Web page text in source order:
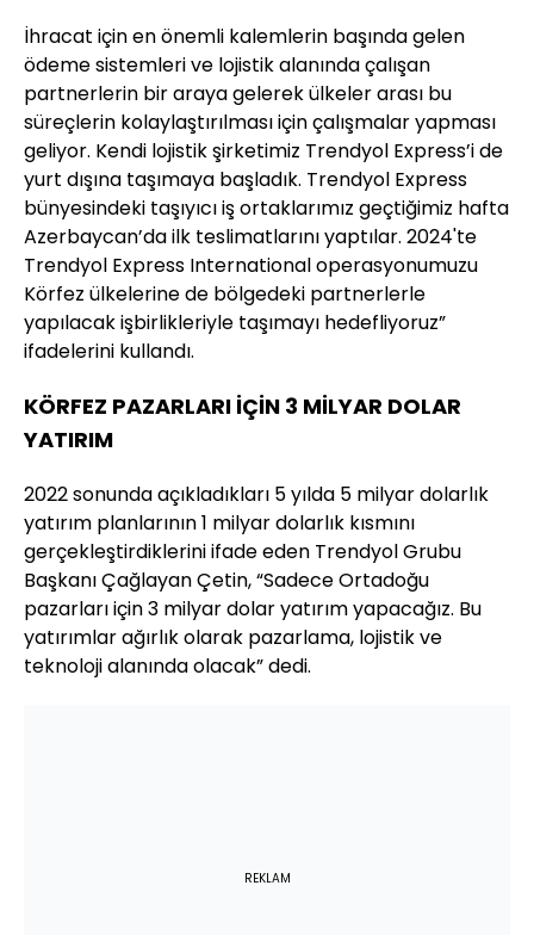
İhracat için en önemli kalemlerin başında gelen
ödeme sistemleri ve lojistik alanında çalışan
partnerlerin bir araya gelerek ülkeler arası bu
süreçlerin kolaylaştırılması için çalışmalar yapması
geliyor. Kendi lojistik şirketimiz Trendyol Express’i de
yurt dışına taşımaya başladık. Trendyol Express
bünyesindeki taşıyıcı iş ortaklarımız geçtiğimiz hafta
Azerbaycan’da ilk teslimatlarını yaptılar. 2024'te
Trendyol Express International operasyonumuzu
Körfez ülkelerine de bölgedeki partnerlerle
yapılacak işbirlikleriyle taşımayı hedefliyoruz”
ifadelerini kullandı.
KÖRFEZ PAZARLARI İÇİN 3 MİLYAR DOLAR
YATIRIM
2022 sonunda açıkladıkları 5 yılda 5 milyar dolarlık
yatırım planlarının 1 milyar dolarlık kısmını
gerçekleştirdiklerini ifade eden Trendyol Grubu
Başkanı Çağlayan Çetin, “Sadece Ortadoğu
pazarları için 3 milyar dolar yatırım yapacağız. Bu
yatırımlar ağırlık olarak pazarlama, lojistik ve
teknoloji alanında olacak” dedi.
REKLAM